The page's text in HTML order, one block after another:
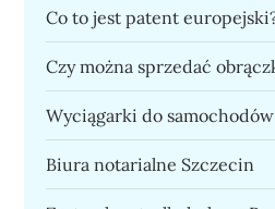
Co to jest patent
Czy można sprzedać
Wyciągarki do samochodów
Biura notarialne Szczecin